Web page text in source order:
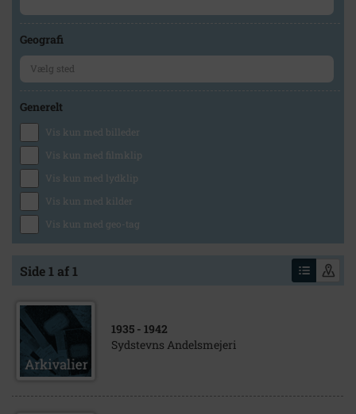
Geografi
Generelt
Vis kun med billeder
Vis kun med filmklip
Vis kun med lydklip
Vis kun med kilder
Vis kun med geo-tag
Side 1 af 1
1935 - 1942
Sydstevns Andelsmejeri